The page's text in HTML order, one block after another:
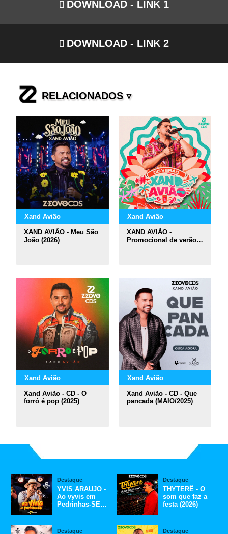
DOWNLOAD - LINK 1
DOWNLOAD - LINK 2
RELACIONADOS ▿
Xand Avião
XAND AVIÃO - Meu São
João (2026)
Xand Avião
XAND AVIÃO -
Promocional de verão
Xand Avião
Xand Avião - CD - O
forró é pop (2025)
Xand Avião
Xand Avião - CD - Que
pancada (MAIO/2025)
Destaque
YVIS ARAUJO -
Ao vyvis em
Pedrinhas-SE
Destaque
THYTERÊ - O
som que faz a
festa (2026)
Destaque Destaque